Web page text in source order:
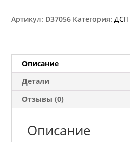
PR
мм
Артикул: D37056 Категория: ДСП
Описание
Детали
Отзывы (0)
Описание